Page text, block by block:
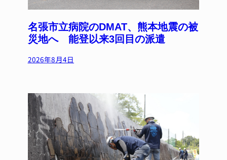
名張市立病院のDMAT、熊本地震の被
災地へ 能登以来3回目の派遣
2026年8月4日